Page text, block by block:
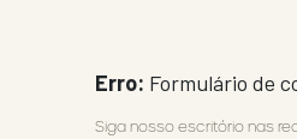
Erro: Formulário de
Siga nosso escritório nas